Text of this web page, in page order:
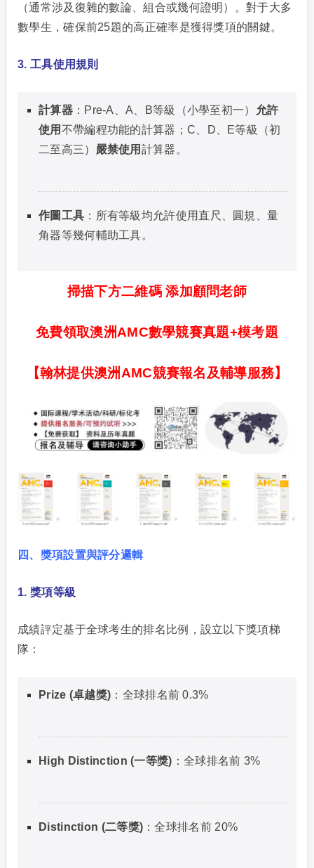
（通常涉及復雜的數論、組合或幾何證明）。對于大多
數學生，確保前25題的高正確率是獲得獎項的關鍵。
3. 工具使用規則
計算器：Pre-A、A、B等級（小學至初一）
允許
使用 不帶編程功能的計算器；C、D、E等級（初
二至高三） 嚴禁使用 計算器。
作圖工具 ：所有等級均允許使用直尺、圓規、量
角器等幾何輔助工具。
掃描下方二維碼 添加顧問老師
免費領取澳洲AMC數學競賽真題+模考題
【翰林提供澳洲AMC競賽報名及輔導服務】
四、獎項設置與評分邏輯
1. 獎項等級
成績評定基于全球考生的排名比例，設立以下獎項梯
隊：
Prize (卓越獎) ：全球排名前 0.3%
High Distinction (一等獎) ：全球排名前 3%
Distinction (二等獎) ：全球排名前 20%